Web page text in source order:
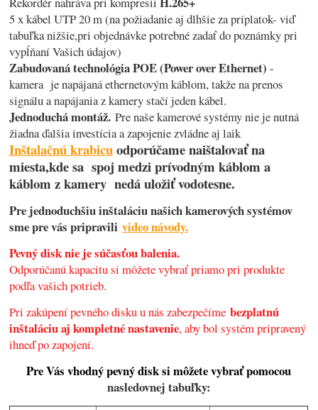
5 x kábel UTP 20 m (na požiadanie aj dlhšie za príplatok- viď
tabuľka nižšie,pri objednávke potrebné zadať do poznámky pri
vypĺňaní Vašich údajov)
Zabudovaná technológia POE (Power over Ethernet) -
kamera je napájaná ethernetovým káblom, takže na prenos
signálu a napájania z kamery stačí jeden kábel.
Jednoduchá montáž. Pre naše kamerové systémy nie je nutná
žiadna ďalšia investícia a zapojenie zvládne aj laik
Inštalačnú krabicuodporúčame naištalovať na
miesta,kde sa spoj medzi prívodným káblom a
káblom z kamery nedá uložiť vodotesne.
Pre jednoduchšiu inštaláciu našich kamerových systémov
sme pre vás pripravilivideo návody.
Pevný disk nie je súčasťou balenia.
Odporúčanú kapacitu si môžete vybrať priamo pri produkte
podľa vašich potrieb.
Pri zakúpení pevného disku u nás zabezpečímebezplatnú
inštaláciu aj kompletné nastavenie, aby bol systém pripravený
ihneď po zapojení.
Pre Vás vhodný pevný disk si môžete vybrať pomocou
nasledovnej tabuľky: